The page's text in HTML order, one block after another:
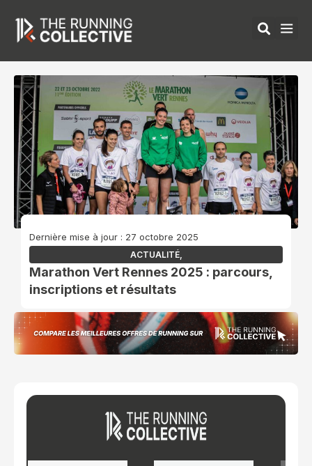
contenu
Dernière mise à jour : 27 octobre 2025
ACTUALITÉ,
Marathon Vert Rennes 2025 : parcours,
inscriptions et résultats